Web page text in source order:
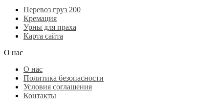
Перевоз груз 200
Кремация
Урны для праха
Карта сайта
О нас
О нас
Политика безопасности
Условия соглашения
Контакты